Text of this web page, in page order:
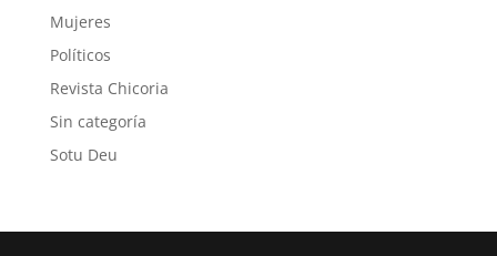
Mujeres
Políticos
Revista Chicoria
Sin categoría
Sotu Deu